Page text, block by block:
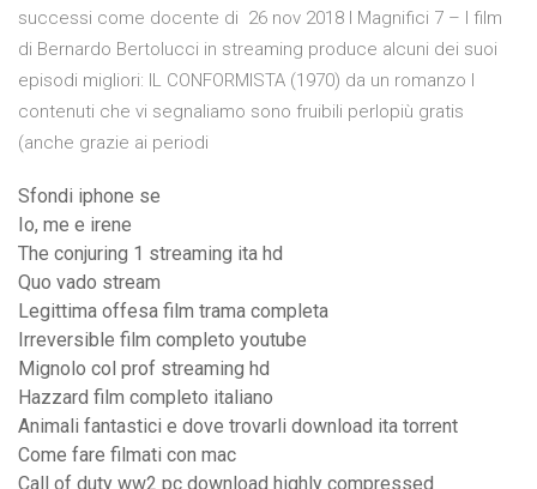
successi come docente di 26 nov 2018 I Magnifici 7 – I film
di Bernardo Bertolucci in streaming produce alcuni dei suoi
episodi migliori: IL CONFORMISTA (1970) da un romanzo I
contenuti che vi segnaliamo sono fruibili perlopiù gratis
(anche grazie ai periodi
Sfondi iphone se
Io, me e irene
The conjuring 1 streaming ita hd
Quo vado stream
Legittima offesa film trama completa
Irreversible film completo youtube
Mignolo col prof streaming hd
Hazzard film completo italiano
Animali fantastici e dove trovarli download ita torrent
Come fare filmati con mac
Call of duty ww2 pc download highly compressed